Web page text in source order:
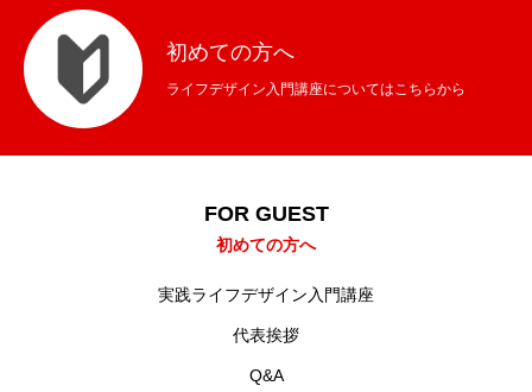
初めての方へ
ライフデザイン入門講座についてはこちらから
FOR GUEST
初めての方へ
実践ライフデザイン入門講座
代表挨拶
Q&A